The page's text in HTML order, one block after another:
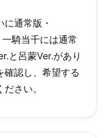
通常版・
騎当千には通常
と呂蒙Ver.があり
確認し、希望する
さい。